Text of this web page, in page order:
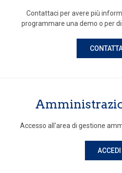
Contattaci per avere più
programmare una demo o per
Accesso all'area di gestione
ACCEDI